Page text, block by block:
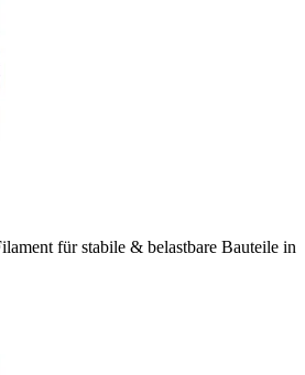
für stabile & belastbare Bauteile in